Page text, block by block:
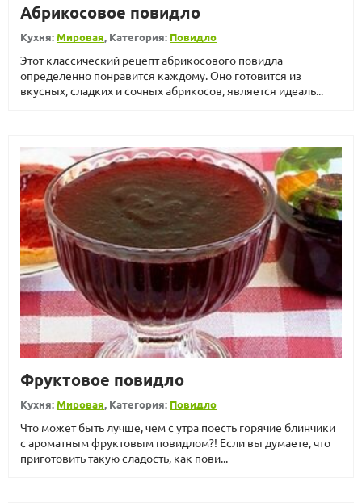
Абрикосовое повидло
Кухня:Мировая, Категория: Повидло
Этот классический рецепт абрикосового повидла
определенно понравится каждому. Оно готовится из
вкусных, сладких и сочных абрикосов, является идеаль...
Фруктовое повидло
Кухня:Мировая, Категория: Повидло
Что может быть лучше, чем с утра поесть горячие блинчики
с ароматным фруктовым повидлом?! Если вы думаете, что
приготовить такую сладость, как пови...